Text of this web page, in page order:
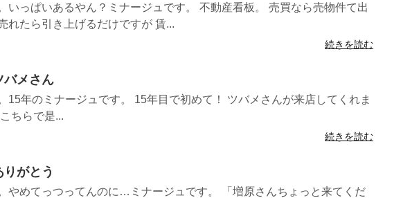
いっぱいあるやん？ミナージュです。 不動産看板。 売買なら売物件て出
れたら引き上げるだけですが 賃...
続きを読む
バメさん
15年のミナージュです。 15年目で初めて！ ツバメさんが来店してくれま
ちらで是...
続きを読む
がとう
やめてっつってんのに…ミナージュです。 「増原さんちょっと来てくだ